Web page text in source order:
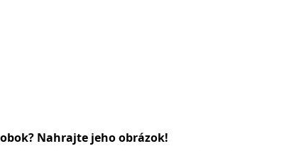
Nahrajte jeho obrázok!